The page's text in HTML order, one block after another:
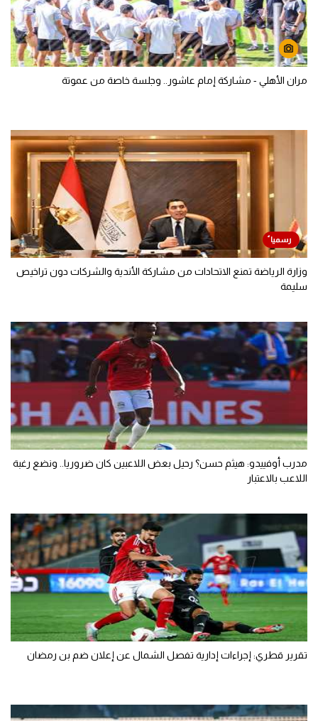
مران الأهلي - مشاركة إمام عاشور.. وجلسة خاصة من عموتة
وزارة الرياضة تمنع الاتحادات من مشاركة الأندية والشركات دون تراخيص
سليمة
مدرب أوفييدو: هيثم حسن؟ رحيل بعض اللاعبين كان ضروريا.. ونضع رغبة
اللاعب بالاعتبار
تقرير قطري: إجراءات إدارية تفصل الشمال عن إعلان ضم بن رمضان